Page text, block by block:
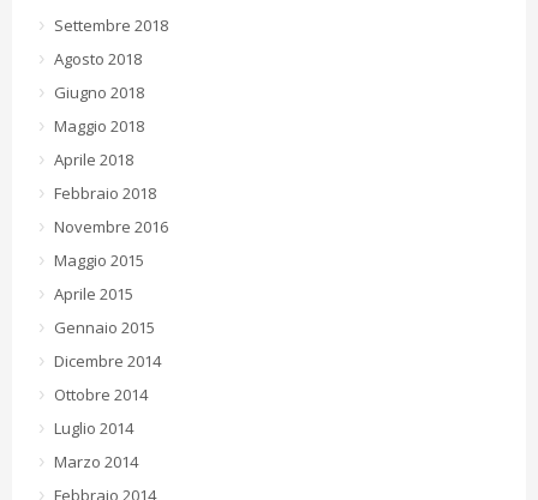
Settembre 2018
Agosto 2018
Giugno 2018
Maggio 2018
Aprile 2018
Febbraio 2018
Novembre 2016
Maggio 2015
Aprile 2015
Gennaio 2015
Dicembre 2014
Ottobre 2014
Luglio 2014
Marzo 2014
Febbraio 2014